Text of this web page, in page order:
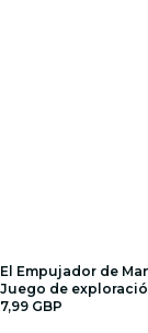
El Empujador de
Juego de
libre
7,99 GBP